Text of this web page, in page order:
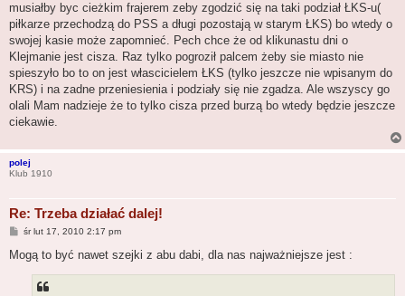
musiałby byc cieżkim frajerem zeby zgodzić się na taki podział ŁKS-u(
piłkarze przechodzą do PSS a długi pozostają w starym ŁKS) bo wtedy o
swojej kasie może zapomnieć. Pech chce że od klikunastu dni o
Klejmanie jest cisza. Raz tylko pogroził palcem żeby sie miasto nie
spieszyło bo to on jest włascicielem ŁKS (tylko jeszcze nie wpisanym do
KRS) i na zadne przeniesienia i podziały się nie zgadza. Ale wszyscy go
olali Mam nadzieje że to tylko cisza przed burzą bo wtedy będzie jeszcze
ciekawie.
polej
Klub 1910
Re: Trzeba działać dalej!
P
s
śr lut 17, 2010 2:17 pm
Mogą to być nawet szejki z abu dabi, dla nas najważniejsze jest :